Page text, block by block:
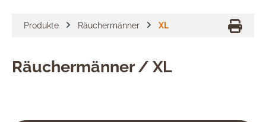
Produkte Räuchermänner XL
Räuchermänner / XL